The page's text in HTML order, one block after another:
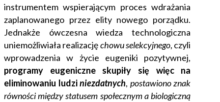
instrumentem wspierającym proces wdrażania
zaplanowanego przez elity nowego porządku.
Jednakże ówczesna wiedza technologiczna
uniemożliwiała realizacjęchowu selekcyjnego, czyli
wprowadzenia w życie eugeniki pozytywnej,
programy eugeniczne skupiły się więc na
eliminowaniu ludziniezdatnych, postawiono znak
równości między statusem społecznym a biologiczną